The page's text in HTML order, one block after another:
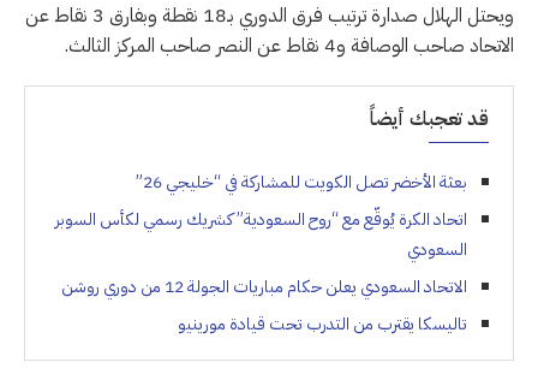
ويحتل الهلال صدارة ترتيب فرق الدوري بـ18 نقطة وبفارق 3 نقاط عن
الاتحاد صاحب الوصافة و4 نقاط عن النصر صاحب المركز الثالث.
قد تعجبك أيضاً
بعثة الأخضر تصل الكويت للمشاركة في “خليجي 26”
اتحاد الكرة يُوقّع مع “روح السعودية” كشريك رسمي لكأس السوبر
السعودي
الاتحاد السعودي يعلن حكام مباريات الجولة 12 من دوري روشن
تاليسكا يقترب من التدرب تحت قيادة مورينيو